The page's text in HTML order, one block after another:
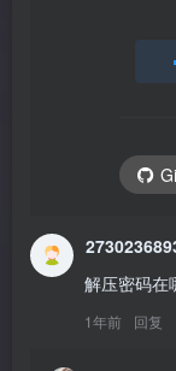
解压密码在
1年前 回复